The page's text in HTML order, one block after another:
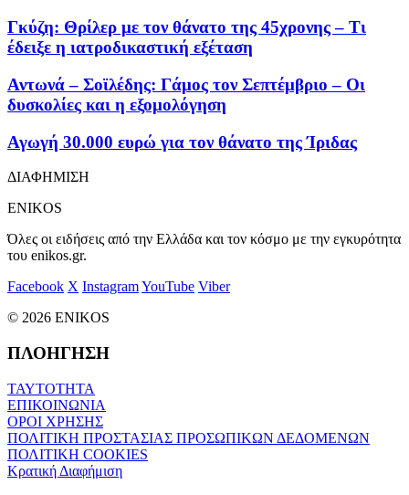
Γκύζη: Θρίλερ με τον θάνατο της 45χρονης – Τι
έδειξε η ιατροδικαστική εξέταση
Αντωνά – Σοϊλέδης: Γάμος τον Σεπτέμβριο – Οι
δυσκολίες και η εξομολόγηση
Αγωγή 30.000 ευρώ για τον θάνατο της Ίριδας
ΔΙΑΦΗΜΙΣΗ
ENIKOS
Όλες οι ειδήσεις από την Ελλάδα και τον κόσμο με την εγκυρότητα
του enikos.gr.
Facebook X InstagramYouTube Viber
© 2026 ENIKOS
ΠΛΟΗΓΗΣΗ
ΤΑΥΤΟΤΗΤΑ
ΕΠΙΚΟΙΝΩΝΙΑ
ΟΡΟΙ ΧΡΗΣΗΣ
ΠΟΛΙΤΙΚΗ ΠΡΟΣΤΑΣΙΑΣ ΠΡΟΣΩΠΙΚΩΝ ΔΕΔΟΜΕΝΩΝ
ΠΟΛΙΤΙΚΗ COOKIES
Κρατική Διαφήμιση